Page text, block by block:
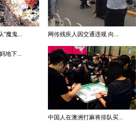
“魔鬼... 网传残疾人因交通违规 向...
地下...
中国人在澳洲打麻将排队买...